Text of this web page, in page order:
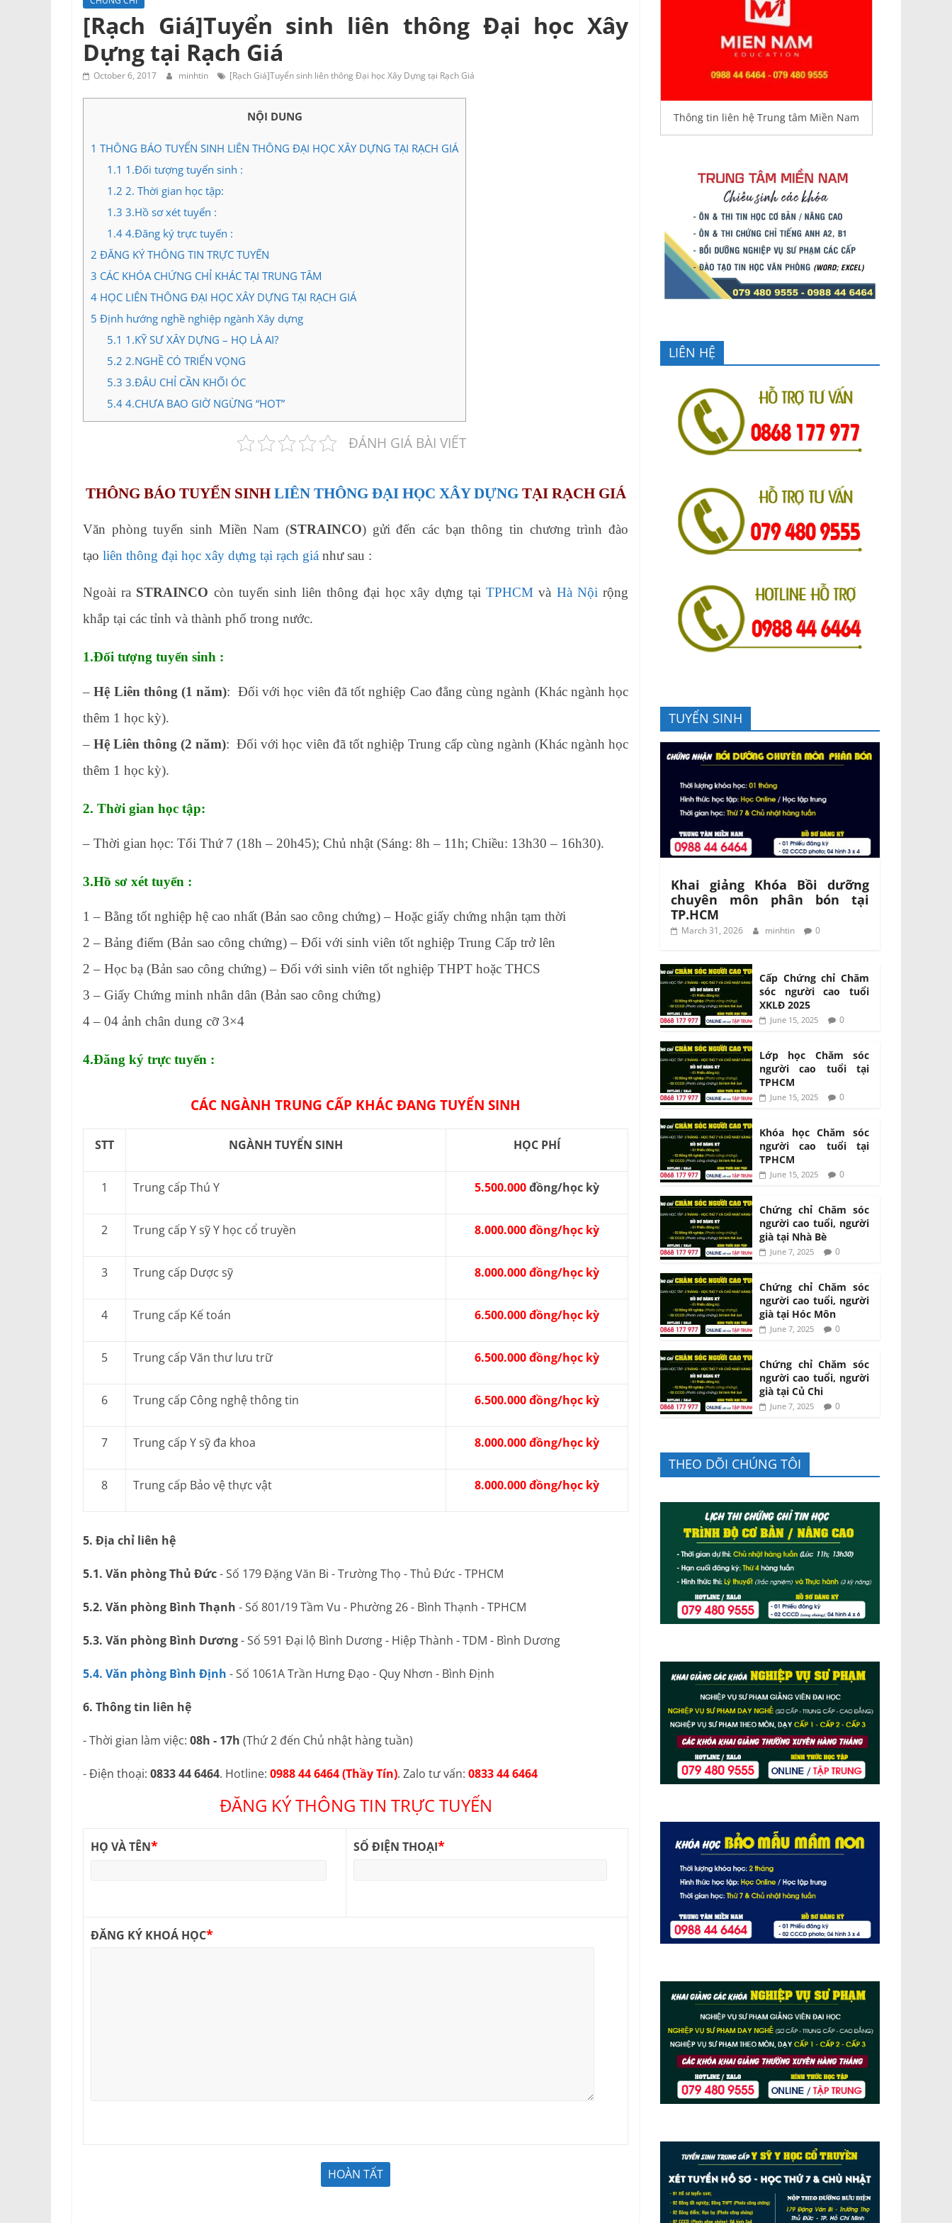
Tư
vấn
Miền
Nam
[Rạch Giá]Tuyển sinh liên thông Đại học Xây
Dựng tại Rạch Giá
October 6, 2017 minhtin [Rạch Giá]Tuyển sinh liên thông Đại học Xây Dựng tại Rạch Giá
NỘI DUNG
1 THÔNG BÁO TUYỂN SINH LIÊN THÔNG ĐẠI HỌC XÂY DỰNG TẠI RẠCH GIÁ
1.1 1.Đối tượng tuyển sinh :
1.2 2. Thời gian học tập:
1.3 3.Hồ sơ xét tuyển :
1.44.Đăng ký trực tuyến :
2 ĐĂNG KÝ THÔNG TIN TRỰC TUYẾN
3 CÁC KHÓA CHỨNG CHỈ KHÁC TẠI TRUNG TÂM
4 HỌC LIÊN THÔNG ĐẠI HỌC XÂY DỰNG TẠI RẠCH GIÁ
5 Định hướng nghề nghiệp ngành Xây dựng
5.1 1.KỸ SƯ XÂY DỰNG – HỌ LÀ AI?
5.2 2.NGHỀ CÓ TRIỂN VỌNG
5.3 3.ĐÂU CHỈ CẦN KHỐI ÓC
5.44.CHƯA BAO GIỜ NGỪNG “HOT”
ĐÁNH GIÁ BÀI VIẾT
THÔNG BÁO TUYỂN SINH LIÊN THÔNG ĐẠI HỌC XÂY DỰNGTẠI RẠCH GIÁ
Văn phòng tuyển sinh Miền Nam (STRAINCO) gửi đến các bạn thông tin chương trình đào
tạo liên thông đại học xây dựng tại rạch giá như sau :
Ngoài ra STRAINCO còn tuyển sinh liên thông đại học xây dựng tạiTPHCM và Hà Nội rộng
khắp tại các tỉnh và thành phố trong nước.
1.Đối tượng tuyển sinh :
–Hệ Liên thông (1 năm): Đối với học viên đã tốt nghiệp Cao đẳng cùng ngành (Khác ngành học
thêm 1 học kỳ).
–Hệ Liên thông (2 năm): Đối với học viên đã tốt nghiệp Trung cấp cùng ngành (Khác ngành học
thêm 1 học kỳ).
2. Thời gian học tập:
– Thời gian học: Tối Thứ 7 (18h – 20h45); Chủ nhật (Sáng: 8h – 11h; Chiều: 13h30 – 16h30).
3.Hồ sơ xét tuyển :
1 – Bằng tốt nghiệp hệ cao nhất (Bản sao công chứng) – Hoặc giấy chứng nhận tạm thời
2 – Bảng điểm (Bản sao công chứng) – Đối với sinh viên tốt nghiệp Trung Cấp trở lên
2 – Học bạ (Bản sao công chứng) – Đối với sinh viên tốt nghiệp THPT hoặc THCS
3 – Giấy Chứng minh nhân dân (Bản sao công chứng)
4 – 04 ảnh chân dung cỡ 3×4
4.Đăng ký trực tuyến :
CÁC NGÀNH TRUNG CẤP KHÁC ĐANG TUYỂN SINH
STT NGÀNH TUYỂN SINH HỌC PHÍ
1 Trung cấp Thú Y 5.500.000đồng/học kỳ
2 Trung cấp Y sỹ Y học cổ truyền 8.000.000 đồng/học kỳ
3 Trung cấp Dược sỹ 8.000.000 đồng/học kỳ
4 Trung cấp Kế toán 6.500.000 đồng/học kỳ
5 Trung cấp Văn thư lưu trữ 6.500.000 đồng/học kỳ
6 Trung cấp Công nghệ thông tin 6.500.000 đồng/học kỳ
7 Trung cấp Y sỹ đa khoa 8.000.000 đồng/học kỳ
8 Trung cấp Bảo vệ thực vật 8.000.000 đồng/học kỳ
5. Địa chỉ liên hệ
5.1. Văn phòng Thủ Đức- Số 179 Đặng Văn Bi - Trường Thọ - Thủ Đức - TPHCM
5.2. Văn phòng Bình Thạnh - Số 801/19 Tầm Vu - Phường 26 - Bình Thạnh - TPHCM
5.3. Văn phòng Bình Dương- Số 591 Đại lộ Bình Dương - Hiệp Thành - TDM - Bình Dương
5.4. Văn phòng Bình Định - Số 1061A Trần Hưng Đạo - Quy Nhơn - Bình Định
6. Thông tin liên hệ
- Thời gian làm việc: 08h - 17h (Thứ 2 đến Chủ nhật hàng tuần)
- Điện thoại: 0833 44 6464. Hotline: 0988 44 6464 (Thầy Tín). Zalo tư vấn: 0833 44 6464
ĐĂNG KÝ THÔNG TIN TRỰC TUYẾN
HỌ VÀ TÊN* SỐ ĐIỆN THOẠI*
ĐĂNG KÝ KHOÁ HỌC*
Thông tin liên hệ Trung tâm Miền Nam
LIÊN HỆ
TUYỂN SINH
Khai giảng Khóa Bồi dưỡng
chuyên môn phân bón tại
TP.HCM
March 31, 2026 minhtin 0
Cấp Chứng chỉ Chăm
sóc người cao tuổi
XKLĐ 2025
June 15, 2025 0
Lớp học Chăm sóc
người cao tuổi tại
TPHCM
June 15, 2025 0
Khóa học Chăm sóc
người cao tuổi tại
TPHCM
June 15, 2025 0
Chứng chỉ Chăm sóc
người cao tuổi, người
già tại Nhà Bè
June 7, 2025 0
Chứng chỉ Chăm sóc
người cao tuổi, người
già tại Hóc Môn
June 7, 2025 0
Chứng chỉ Chăm sóc
người cao tuổi, người
già tại Củ Chi
June 7, 2025 0
THEO DÕI CHÚNG TÔI